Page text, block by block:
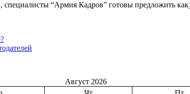
специалисты “Армия Кадров” готовы предложить как
Август 2026